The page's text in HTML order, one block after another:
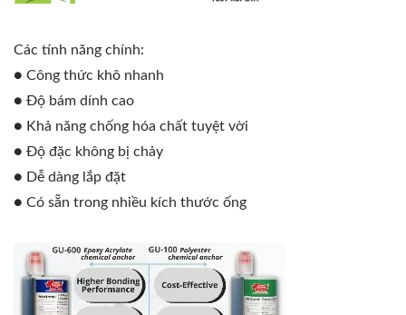
Các tính năng chính:
● Công thức khô nhanh
● Độ bám dính cao
● Khả năng chống hóa chất tuyệt vời
● Độ đặc không bị chảy
● Dễ dàng lắp đặt
● Có sẵn trong nhiều kích thước ống